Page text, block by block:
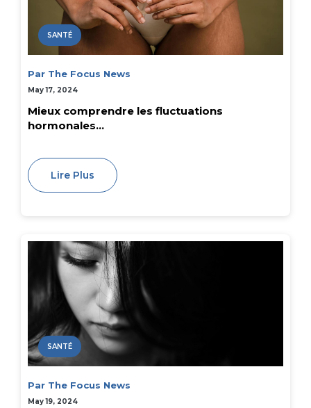
SANTÉ
Par The Focus News
May 17, 2024
Mieux comprendre les fluctuations
hormonales...
Lire Plus
SANTÉ
Par The Focus News
May 19, 2024